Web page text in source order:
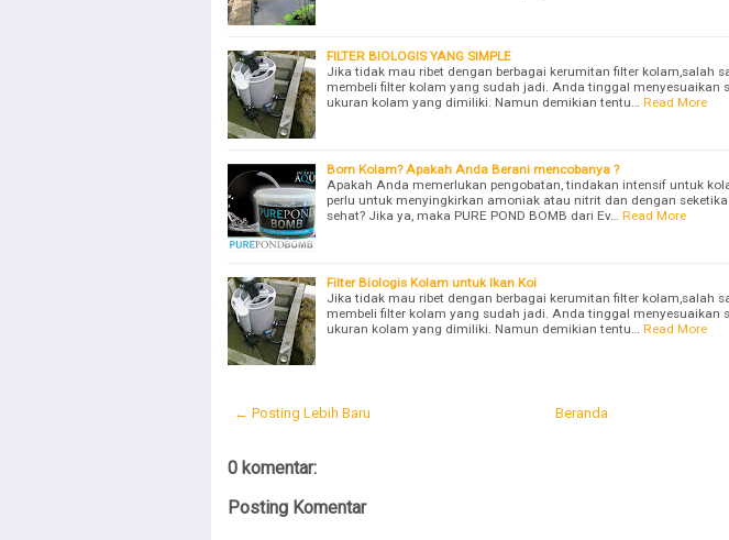
FILTER BIOLOGIS YANG SIMPLE
Jika tidak mau ribet dengan berbagai kerumitan filter kolam,salah
membeli filter kolam yang sudah jadi. Anda tinggal menyesuaikan
ukuran kolam yang dimiliki. Namun demikian tentu…
Read More
Bom Kolam? Apakah Anda Berani mencobanya ?
Apakah Anda memerlukan pengobatan, tindakan intensif untuk
perlu untuk menyingkirkan amoniak atau nitrit dan dengan
sehat? Jika ya, maka PURE POND BOMB dari Ev…
Read More
Filter Biologis Kolam untuk Ikan Koi
Jika tidak mau ribet dengan berbagai kerumitan filter kolam,salah
membeli filter kolam yang sudah jadi. Anda tinggal menyesuaikan
ukuran kolam yang dimiliki. Namun demikian tentu…
Read More
← Posting Lebih Baru Beranda
0 komentar:
Posting Komentar